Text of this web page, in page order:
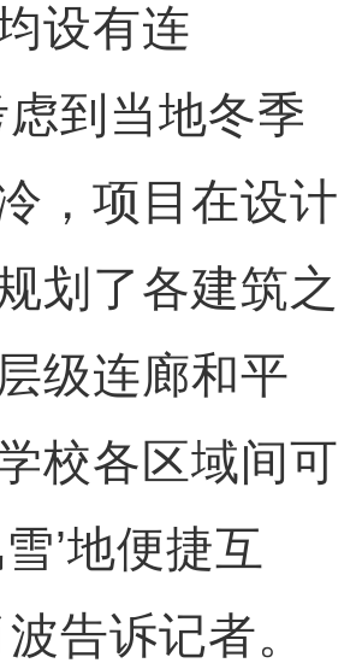
设有连
虑到当地冬季
，项目在设计
划了各建筑之
级连廊和平
校各区域间可
’地便捷互
告诉记者。